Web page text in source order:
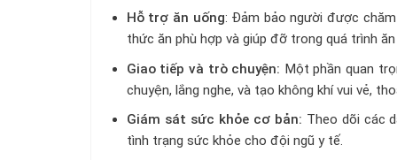
Hỗ trợ ăn uống: Đảm bảo người được
thức ăn phù hợp và giúp đỡ trong quá trình
Giao tiếp và trò chuyện: Một phần quan
chuyện, lắng nghe, và tạo không khí vui vẻ,
Giám sát sức khỏe cơ bản: Theo dõi các
tình trạng sức khỏe cho đội ngũ y tế.